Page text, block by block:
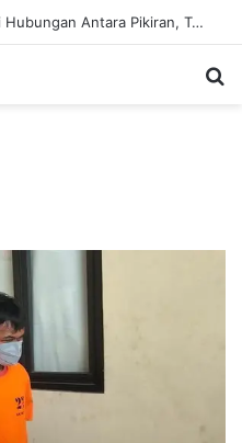
Kesehatan Mental: Menggali Hubungan Antara Pikiran, Tubuh, dan Emosi secara Mendalam